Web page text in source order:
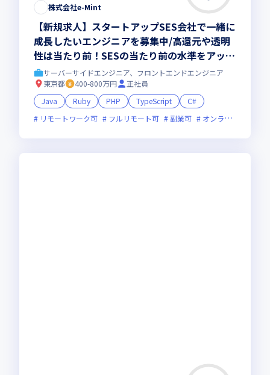
株式会社e-Mint
【新規求人】スタートアップSES会社で一緒に
成長したいエンジニアを募集中/高還元や透明
性は当たり前！SESの当たり前の水準をアップ
デートしていきます
サーバーサイドエンジニア、フロントエンドエンジニア
東京都
400-800万円
正社員
Java
Ruby PHP TypeScript
C#
リモートワーク可
フルリモート可 副業可 オンライン選考可